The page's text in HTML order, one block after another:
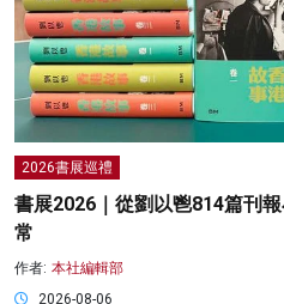
2026書展巡禮
書展2026｜從劉以鬯814篇刊
常
作者: 本社編輯部
2026-08-06